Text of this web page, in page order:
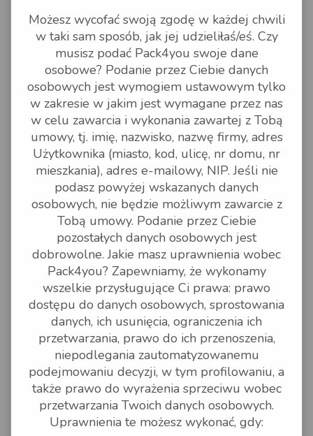
Konwencji ADR, broń i amunicję,
zwłoki i szczątki zwłok ludzkich,
organy ludzkie, płyny ustrojowe
oraz produkty metabolizmu
ludzkiego lub zwierzęcego,
rzeczy osobiste i mienie
przesiedleńcze,
instrumenty muzyczne smyczkowe
i szarpane,
rzeczy, których właściwości mogą
stanowić zagrożenie dla ludzi
bądź narażać inne Paczki na
zniszczenie, uszkodzenie,
zabrudzenie, itp.,
towary wymagające zachowania
szczególnych warunków przy ich
przemieszczaniu lub składowaniu
(np. przewożenia w określonej
pozycji np. poziomo, szkło,
ceramika, telewizory, części
nadwozia samochodowego, inne
towary delikatne),
produkty pochodzenia
zwierzęcego o których mowa w
Rozporządzeniu Komisji (WE) nr
206/2009 z 5 marca 2009r.,rzeczy
lub Paczki, których wysyłanie jest
zakazane na podstawie
jakichkolwiek obowiązujących
sankcji prawnych, na przykład z
powodu ich zawartości, ze
względu na odbiorcę lub państwo
do którego lub z którego mają
zostać wysłane. Sankcje prawne
oznaczają wszelkie przepisy,
regulacje, nakazy lub zakazy
nakładające jakiekolwiek sankcje
(w tym ograniczenia w handlu lub
Możesz wycofać swoją zgodę w każdej chwili
w taki sam sposób, jak jej udzieliłaś/eś. Czy
musisz podać Pack4you swoje dane
osobowe? Podanie przez Ciebie danych
osobowych jest wymogiem ustawowym tylko
w zakresie w jakim jest wymagane przez nas
w celu zawarcia i wykonania zawartej z Tobą
umowy, tj. imię, nazwisko, nazwę firmy, adres
Użytkownika (miasto, kod, ulicę, nr domu, nr
mieszkania), adres e-mailowy, NIP. Jeśli nie
podasz powyżej wskazanych danych
osobowych, nie będzie możliwym zawarcie z
Tobą umowy. Podanie przez Ciebie
pozostałych danych osobowych jest
dobrowolne. Jakie masz uprawnienia wobec
Pack4you? Zapewniamy, że wykonamy
wszelkie przysługujące Ci prawa: prawo
dostępu do danych osobowych, sprostowania
danych, ich usunięcia, ograniczenia ich
przetwarzania, prawo do ich przenoszenia,
niepodlegania zautomatyzowanemu
podejmowaniu decyzji, w tym profilowaniu, a
także prawo do wyrażenia sprzeciwu wobec
przetwarzania Twoich danych osobowych.
Uprawnienia te możesz wykonać, gdy: